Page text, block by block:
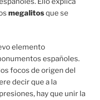
megalitosque se
elemento
españoles.
focos de origen del
decir que a la
hay que unir la